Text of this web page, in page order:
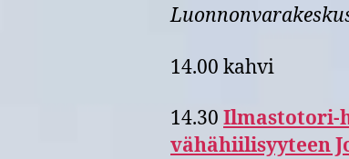
14.00 kahvi
14.30 Ilmastotori-
vähähiilisyyteen